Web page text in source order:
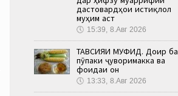
дастовардҳои истиқлол
муҳим аст
🕔 15:39, 8.Авг 2026
ТАВСИЯИ МУФИД. Доир ба
пӯпаки ҷуворимакка ва
фоидаи он
🕔 13:33, 8.Авг 2026